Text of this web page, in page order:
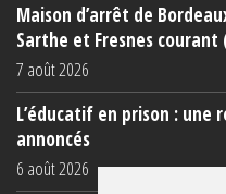
Maison d’arrêt de
Sarthe et Fresnes courant
7 août 2026
L’éducatif en prison :
annoncés
6 août 2026